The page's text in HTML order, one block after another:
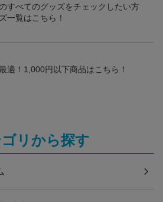
すべてのグッズをチェックしたい方
一覧はこちら！
適！1,000円以下商品はこちら！
リから探す